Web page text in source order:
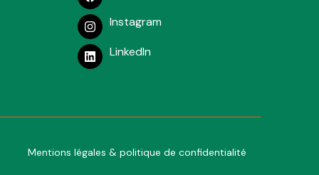
Instagram
LinkedIn
Mentions légales & politique de confidentialité